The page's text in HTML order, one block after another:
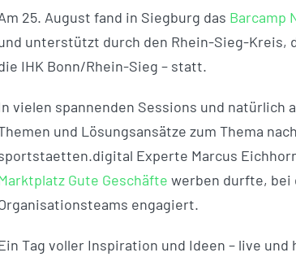
25. August fand in Siegburg das Barcamp
unterstützt durch den Rhein-Sieg-Kreis,
IHK Bonn/Rhein-Sieg – statt.
vielen spannenden Sessions und natürlich
und Lösungsansätze zum Thema
Experte Marcus
Gute Geschäfte werben durfte, bei
engagiert.
Tag voller Inspiration und Ideen – live und